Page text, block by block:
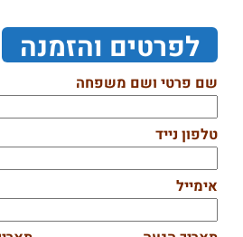
לפרטים והזמנה
שם פרטי ושם משפחה
טלפון נייד
אימייל